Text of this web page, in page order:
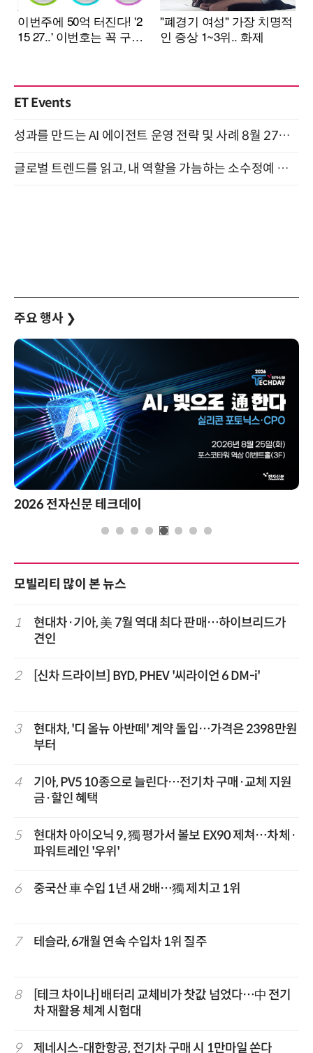
ET Events
성과를 만드는 AI 에이전트 운영 전략 및 사례 8월 27일 개최
글로벌 트렌드를 읽고, 내 역할을 가늠하는 소수정예 실습 워크숍 (8/28)
주요 행사 ❯
2026 전자신문 테크데이
모빌리티 많이 본 뉴스
1
현대차·기아, 美 7월 역대 최다 판매…하이브리드가
견인
2 [신차 드라이브] BYD, PHEV '씨라이언 6 DM-i'
3
현대차, '디 올뉴 아반떼' 계약 돌입…가격은 2398만원
부터
4
기아, PV5 10종으로 늘린다…전기차 구매·교체 지원
금·할인 혜택
5
현대차 아이오닉 9, 獨 평가서 볼보 EX90 제쳐…차체·
파워트레인 '우위'
6 중국산 車 수입 1년 새 2배…獨 제치고 1위
7 테슬라, 6개월 연속 수입차 1위 질주
8
[테크 차이나] 배터리 교체비가 찻값 넘었다…中 전기
차 재활용 체계 시험대
9 제네시스-대한항공, 전기차 구매 시 1만마일 쏜다